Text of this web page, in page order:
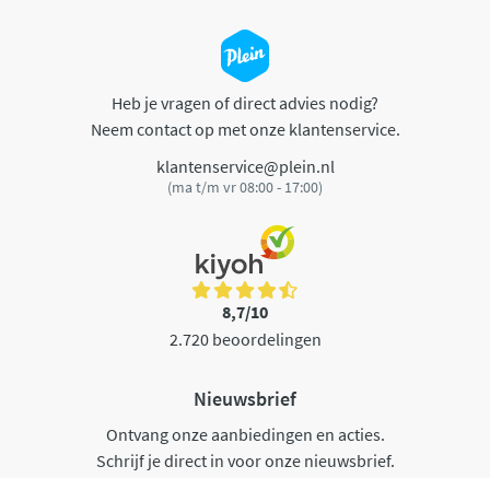
Heb je vragen of direct advies nodig?
Neem contact op met onze klantenservice.
klantenservice@plein.nl
(ma t/m vr 08:00 - 17:00)
8,7/10
2.720 beoordelingen
Nieuwsbrief
Ontvang onze aanbiedingen en acties.
Schrijf je direct in voor onze nieuwsbrief.